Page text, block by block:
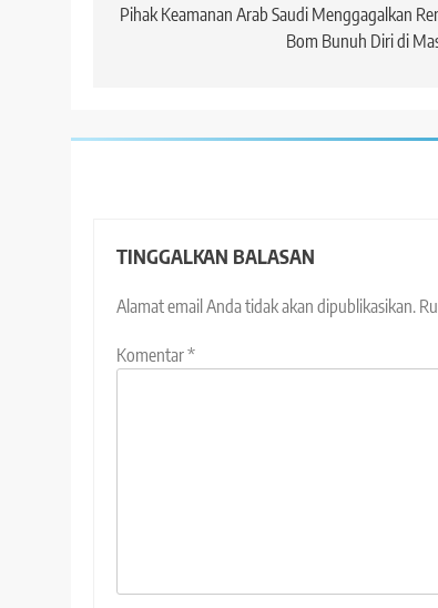
pos
Pihak Keamanan Arab Saudi Menggagalkan
Bom Bunuh Diri di
TINGGALKAN BALASAN
Alamat email Anda tidak akan dipublikasikan.
Komentar*